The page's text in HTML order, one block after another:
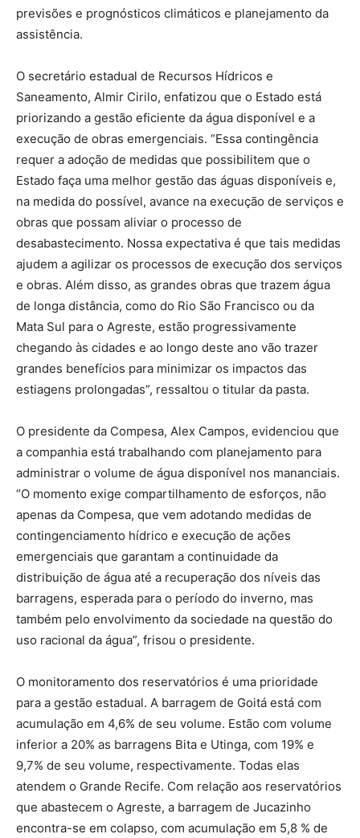
previsões e prognósticos climáticos e planejamento da
assistência.
O secretário estadual de Recursos Hídricos e
Saneamento, Almir Cirilo, enfatizou que o Estado está
priorizando a gestão eficiente da água disponível e a
execução de obras emergenciais. “Essa contingência
requer a adoção de medidas que possibilitem que o
Estado faça uma melhor gestão das águas disponíveis e,
na medida do possível, avance na execução de serviços e
obras que possam aliviar o processo de
desabastecimento. Nossa expectativa é que tais medidas
ajudem a agilizar os processos de execução dos serviços
e obras. Além disso, as grandes obras que trazem água
de longa distância, como do Rio São Francisco ou da
Mata Sul para o Agreste, estão progressivamente
chegando às cidades e ao longo deste ano vão trazer
grandes benefícios para minimizar os impactos das
estiagens prolongadas”, ressaltou o titular da pasta.
O presidente da Compesa, Alex Campos, evidenciou que
a companhia está trabalhando com planejamento para
administrar o volume de água disponível nos mananciais.
“O momento exige compartilhamento de esforços, não
apenas da Compesa, que vem adotando medidas de
contingenciamento hídrico e execução de ações
emergenciais que garantam a continuidade da
distribuição de água até a recuperação dos níveis das
barragens, esperada para o período do inverno, mas
também pelo envolvimento da sociedade na questão do
uso racional da água”, frisou o presidente.
O monitoramento dos reservatórios é uma prioridade
para a gestão estadual. A barragem de Goitá está com
acumulação em 4,6% de seu volume. Estão com volume
inferior a 20% as barragens Bita e Utinga, com 19% e
9,7% de seu volume, respectivamente. Todas elas
atendem o Grande Recife. Com relação aos reservatórios
que abastecem o Agreste, a barragem de Jucazinho
encontra-se em colapso, com acumulação em 5,8 % de